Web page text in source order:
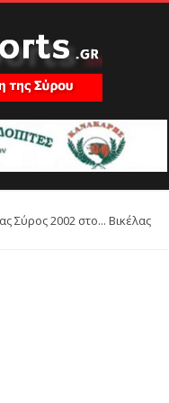
Σύρος 2002 στο... Βικέλας